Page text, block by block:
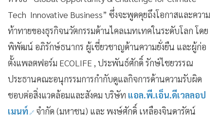
Tech Innovative Business” ซึ่งจะพูดคุยถึงโอกาสและความ
ท้าทายของธุรกิจนวัตกรรมด้านไคลเมทเทคในระดับโลก โดย
พิพัฒน์ อภิรักษ์ธนากร ผู้เชี่ยวชาญด้านความยั่งยืน และผู้ก่อ
ตั้งแพลตฟอร์ม ECOLIFE , ประพันธ์ศักดิ์ รักษ์ไชยวรรณ
ประธานคณะอนุกรรมการกำกับดูแลกิจการด้านความรับผิด
ชอบต่อสิ่งแวดล้อมและสังคม บริษัท แอล.พี.เอ็น.ดีเวลลอป
เมนท์ จำกัด (มหาชน) และ พงษ์ศักดิ์ เหลืองจินดารัตน์